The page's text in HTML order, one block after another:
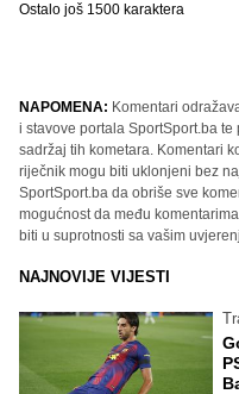
Ostalo još 1500 karaktera
NAPOMENA: Komentari
i stavove portala SportSport.ba
sadržaj tih kometara. Komentari
riječnik mogu biti uklonjeni bez
SportSport.ba da obriše sve
mogućnost da među
biti u suprotnosti sa vašim
NAJNOVIJE VIJESTI